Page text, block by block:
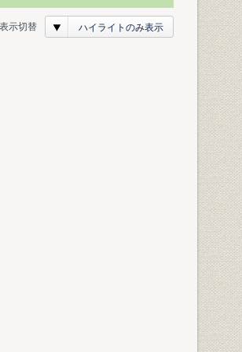
表示切替 ハイライトのみ表示